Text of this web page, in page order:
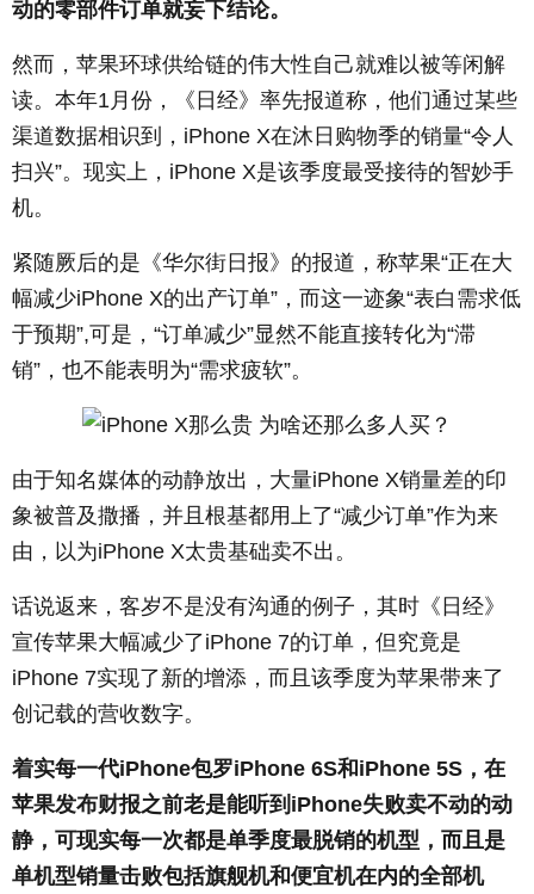
动的零部件订单就妄下结论。
然而，苹果环球供给链的伟大性自己就难以被等闲解
读。本年1月份，《日经》率先报道称，他们通过某些
渠道数据相识到，iPhone X在沐日购物季的销量“令人
扫兴”。现实上，iPhone X是该季度最受接待的智妙手
机。
紧随厥后的是《华尔街日报》的报道，称苹果“正在大
幅减少iPhone X的出产订单”，而这一迹象“表白需求低
于预期”,可是，“订单减少”显然不能直接转化为“滞
销”，也不能表明为“需求疲软”。
由于知名媒体的动静放出，大量iPhone X销量差的印
象被普及撒播，并且根基都用上了“减少订单”作为来
由，以为iPhone X太贵基础卖不出。
话说返来，客岁不是没有沟通的例子，其时《日经》
宣传苹果大幅减少了iPhone 7的订单，但究竟是
iPhone 7实现了新的增添，而且该季度为苹果带来了
创记载的营收数字。
着实每一代iPhone包罗iPhone 6S和iPhone 5S，在
苹果发布财报之前老是能听到iPhone失败卖不动的动
静，可现实每一次都是单季度最脱销的机型，而且是
单机型销量击败包括旗舰机和便宜机在内的全部机